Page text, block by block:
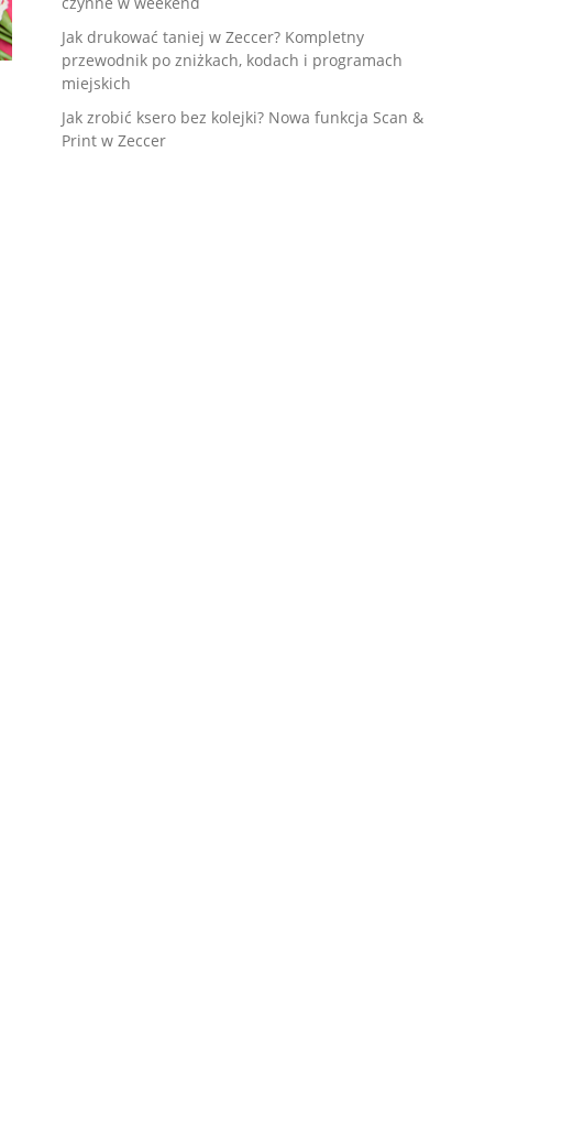
Jak drukować taniej w Zeccer? Kompletny
przewodnik po zniżkach, kodach i programach
miejskich
Jak zrobić ksero bez kolejki? Nowa funkcja Scan &
Print w Zeccer